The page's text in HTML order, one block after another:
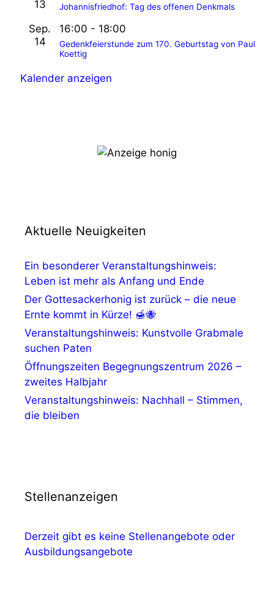
13 Johannisfriedhof: Tag des offenen Denkmals
Sep.
14
16:00 - 18:00
Gedenkfeierstunde zum 170. Geburtstag von Paul
Koettig
Kalender anzeigen
Aktuelle Neuigkeiten
Ein besonderer Veranstaltungshinweis:
Leben ist mehr als Anfang und Ende
Der Gottesackerhonig ist zurück – die neue
Ernte kommt in Kürze! 🍯🐝
Veranstaltungshinweis: Kunstvolle Grabmale
suchen Paten
Öffnungszeiten Begegnungszentrum 2026 –
zweites Halbjahr
Veranstaltungshinweis: Nachhall – Stimmen,
die bleiben
Stellenanzeigen
Derzeit gibt es keine Stellenangebote oder
Ausbildungsangebote